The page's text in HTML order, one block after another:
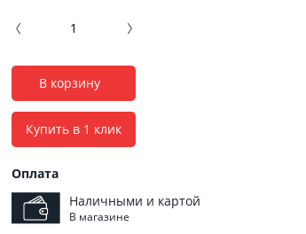
В корзину
Купить в 1 клик
Оплата
Наличными и картой
В магазине